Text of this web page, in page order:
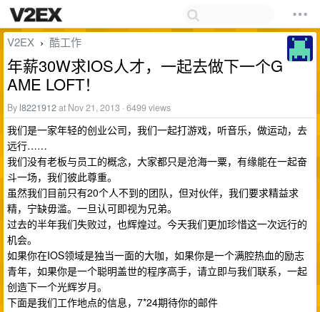
V2EX › 酷工作
年薪30W求IOS人才，一起去做下一个G
AME LOFT！
By l8221912at Nov 21, 2013 · 6499 views
我们是一家年轻的创业公司，我们一起打游戏，听音乐，做运动，去
远行……
我们没有老板与员工的概念，大家都只是沧海一粟，有缘能在一起奋
斗一场，我们彼此尊重。
虽然我们目前只有20个人不到的团队，但对伙伴，我们要求精益求
精，宁缺毋滥。一旦认可即视为兄弟。
过去的半年我们失败过，也辉煌过。今天我们更加珍惜这一次远行的
机会。
如果你在IOS领域是独当一面的大咖，如果你是一个满腔热血的励志
青年，如果你是一个聪明盖世的程序高手，请立即与我们联系，一起
创造下一个光辉岁月。
下面是我们工作地点的信息，7*24期待你的邮件